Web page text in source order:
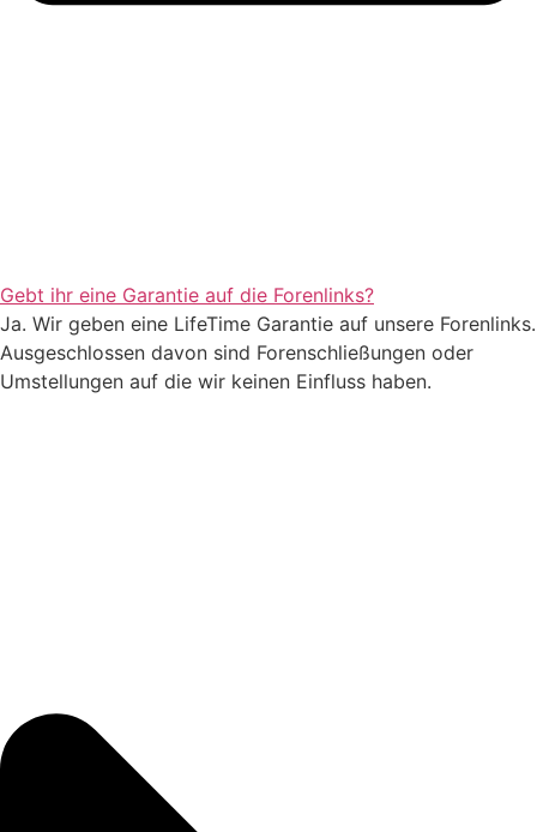
Gebt ihr eine Garantie auf die Forenlinks?
Ja. Wir geben eine LifeTime Garantie auf unsere Forenlinks.
Ausgeschlossen davon sind Forenschließungen oder
Umstellungen auf die wir keinen Einfluss haben.